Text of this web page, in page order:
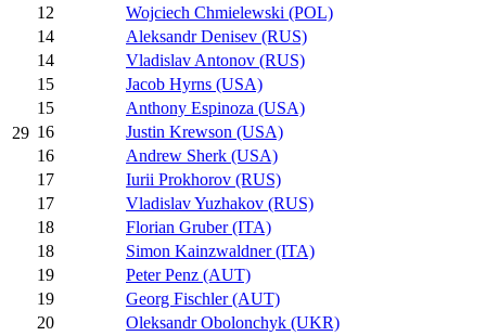
29
12
Wojciech Chmielewski (POL)
14
Aleksandr Denisev (RUS)
14
Vladislav Antonov (RUS)
15
Jacob Hyrns (USA)
15
Anthony Espinoza (USA)
16
Justin Krewson (USA)
16
Andrew Sherk (USA)
17
Iurii Prokhorov (RUS)
17
Vladislav Yuzhakov (RUS)
18
Florian Gruber (ITA)
18
Simon Kainzwaldner (ITA)
19
Peter Penz (AUT)
19
Georg Fischler (AUT)
20
Oleksandr Obolonchyk (UKR)